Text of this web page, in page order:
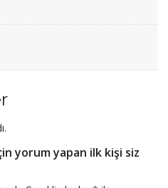
yorum yapan ilk kişi siz